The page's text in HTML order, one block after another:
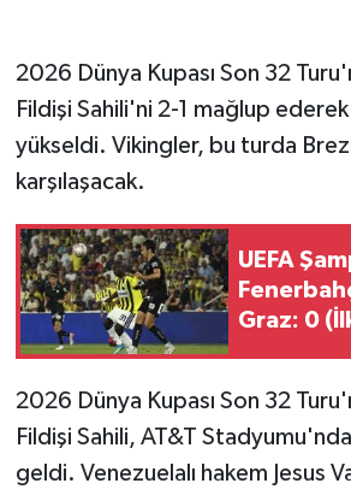
2026 Dünya Kupası Son 32
Fildişi Sahili'ni 2-1 mağlup
yükseldi. Vikingler, bu turda
karşılaşacak.
UEFA
Graz: 0
2026 Dünya Kupası Son 32
Fildişi Sahili, AT&T Stadyumu'nda
geldi. Venezuelalı hakem Jesus
Gayrimenkul
GENEL
Güvenlik
HABERDE İNSAN
İNSAN
İş Dünyası